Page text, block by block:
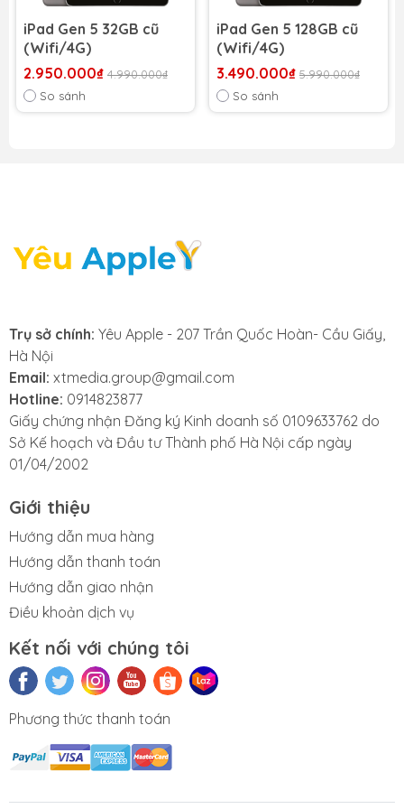
Sửa iMac Sửa AirPods Sửa chữa iPad cũ
iPad Gen 5 32GB cũ
(Wifi/4G)
2.950.000₫ 4.990.000₫
So sánh
iPad Gen 5 128GB cũ
(Wifi/4G)
3.490.000₫ 5.990.000₫
So sánh
Trụ sở chính: Yêu Apple - 207 Trần Quốc Hoàn- Cầu Giấy,
Hà Nội
Email: xtmedia.group@gmail.com
Hotline: 0914823877
Giấy chứng nhận Đăng ký Kinh doanh số 0109633762 do
Sở Kế hoạch và Đầu tư Thành phố Hà Nội cấp ngày
01/04/2002
Giới thiệu
Hướng dẫn mua hàng
Hướng dẫn thanh toán
Hướng dẫn giao nhận
Điều khoản dịch vụ
Kết nối với chúng tôi
Phương thức thanh toán